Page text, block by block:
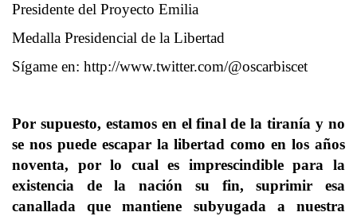
Presidente del Proyecto Emilia
Medalla Presidencial de la Libertad
Sígame en: http://www.twitter.com/@oscarbiscet
Por supuesto, estamos en el final de la tiranía y no
se nos puede escapar la libertad como en los años
noventa, por lo cual es imprescindible para la
existencia de la nación su fin, suprimir esa
canallada que mantiene subyugada a nuestra